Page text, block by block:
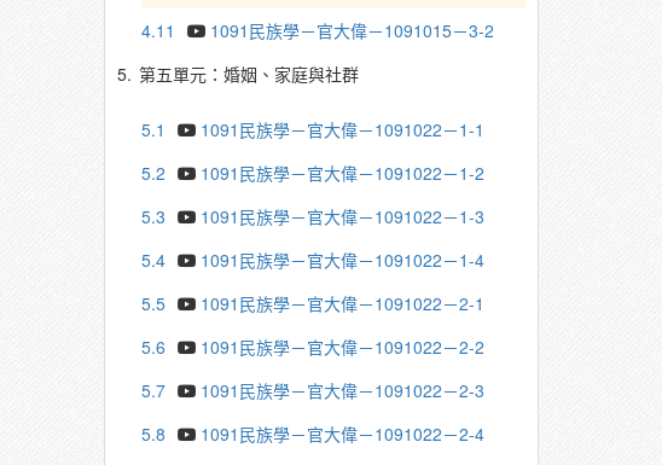
4.11
1091民族學－官大偉－1091015－3-2
5. 第五單元：婚姻、家庭與社群
5.1
1091民族學－官大偉－1091022－1-1
5.2
1091民族學－官大偉－1091022－1-2
5.3
1091民族學－官大偉－1091022－1-3
5.4
1091民族學－官大偉－1091022－1-4
5.5
1091民族學－官大偉－1091022－2-1
5.6
1091民族學－官大偉－1091022－2-2
5.7
1091民族學－官大偉－1091022－2-3
5.8
1091民族學－官大偉－1091022－2-4